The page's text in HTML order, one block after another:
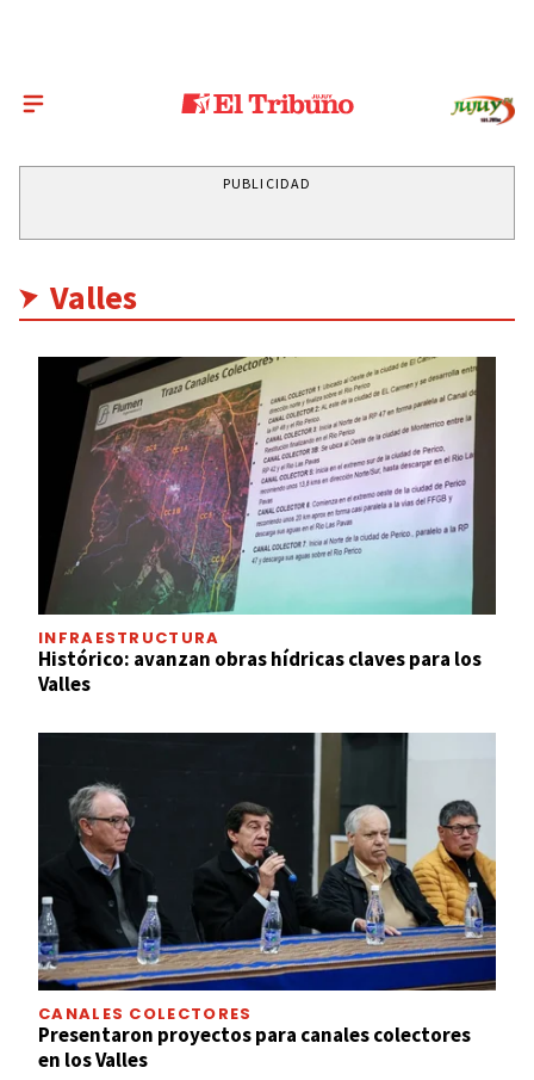
PUBLICIDAD
Valles
INFRAESTRUCTURA
Histórico: avanzan obras hídricas claves para los
Valles
CANALES COLECTORES
Presentaron proyectos para canales colectores
en los Valles